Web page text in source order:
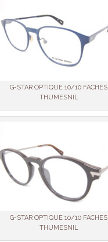
G-STAR OPTIQUE 10/10 FACHES
THUMESNIL
G-STAR OPTIQUE 10/10 FACHES
THUMESNIL